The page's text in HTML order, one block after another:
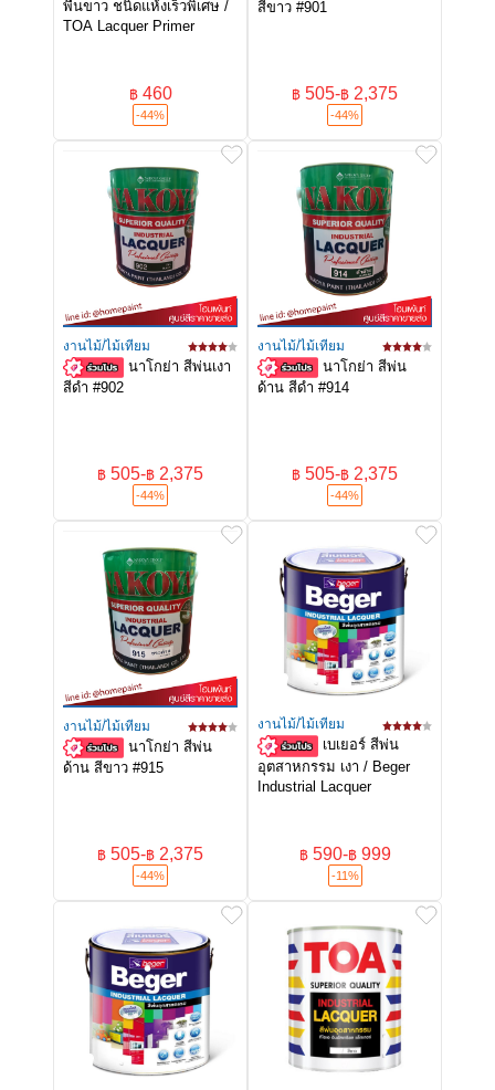
พื้นขาว ชนิดแห้งเร็วพิเศษ /
TOA Lacquer Primer
฿ 460
-44%
สีขาว #901
฿ 505-฿ 2,375
-44%
งานไม้/ไม้เทียม
นาโกย่า สีพ่นเงา
สีดำ #902
฿ 505-฿ 2,375
-44%
งานไม้/ไม้เทียม
นาโกย่า สีพ่น
ด้าน สีดำ #914
฿ 505-฿ 2,375
-44%
งานไม้/ไม้เทียม
นาโกย่า สีพ่น
ด้าน สีขาว #915
฿ 505-฿ 2,375
-44%
งานไม้/ไม้เทียม
เบเยอร์ สีพ่น
อุตสาหกรรม เงา / Beger
Industrial Lacquer
฿ 590-฿ 999
-11%